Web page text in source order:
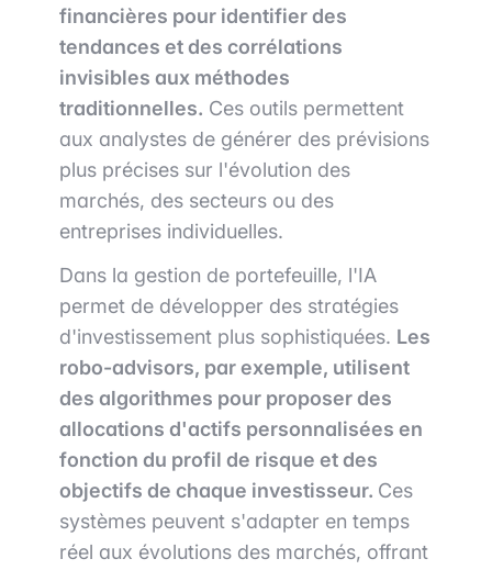
financières pour identifier des
tendances et des corrélations
invisibles aux méthodes
traditionnelles. Ces outils permettent
aux analystes de générer des prévisions
plus précises sur l'évolution des
marchés, des secteurs ou des
entreprises individuelles.
Dans la gestion de portefeuille, l'IA
permet de développer des stratégies
d'investissement plus sophistiquées. Les
robo-advisors, par exemple, utilisent
des algorithmes pour proposer des
allocations d'actifs personnalisées en
fonction du profil de risque et des
objectifs de chaque investisseur. Ces
systèmes peuvent s'adapter en temps
réel aux évolutions des marchés, offrant